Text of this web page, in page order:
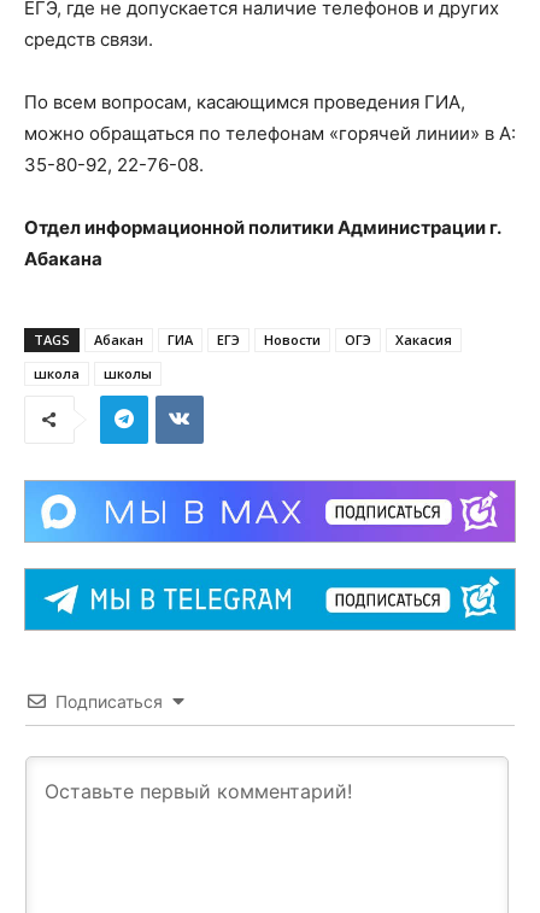
ЕГЭ, где не допускается наличие телефонов и других
средств связи.
По всем вопросам, касающимся проведения ГИА,
можно обращаться по телефонам «горячей линии» в А:
35-80-92, 22-76-08.
Отдел информационной политики Администрации г.
Абакана
TAGS Абакан ГИА ЕГЭ Новости ОГЭ
Хакасия
школа
школы
Подписаться